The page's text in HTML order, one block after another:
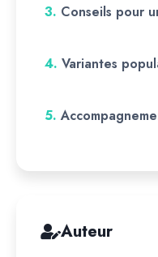
3. Conseils pour
4. Variantes
5.
Auteur